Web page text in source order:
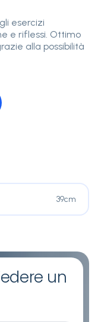
esercizi
e riflessi. Ottimo
alla possibilità
39cm
un